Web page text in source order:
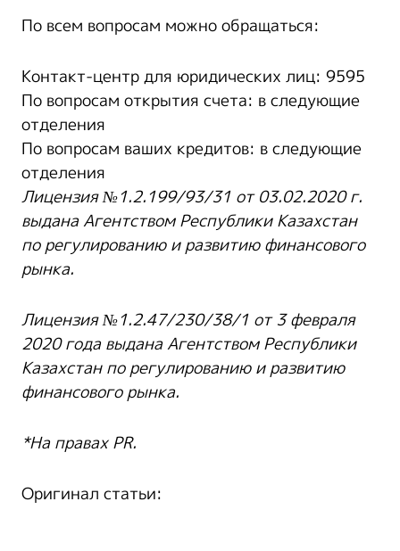
По всем вопросам можно обращаться:
Контакт-центр для юридических лиц: 9595
По вопросам открытия счета: в следующие
отделения
По вопросам ваших кредитов: в следующие
отделения
Лицензия №1.2.199/93/31 от 03.02.2020 г.
выдана Агентством Республики Казахстан
по регулированию и развитию финансового
рынка.
Лицензия №1.2.47/230/38/1 от 3 февраля
2020 года выдана Агентством Республики
Казахстан по регулированию и развитию
финансового рынка.
*На правах PR.
Оригинал статьи: